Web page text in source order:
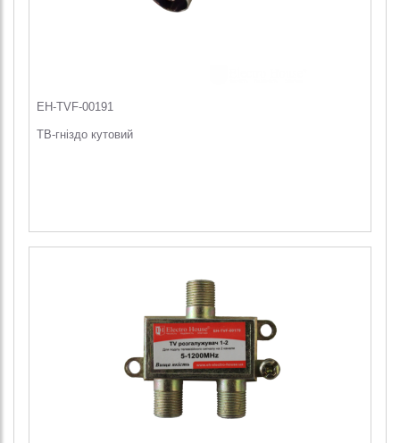
EH-TVF-00191
ТВ-гніздо кутовий